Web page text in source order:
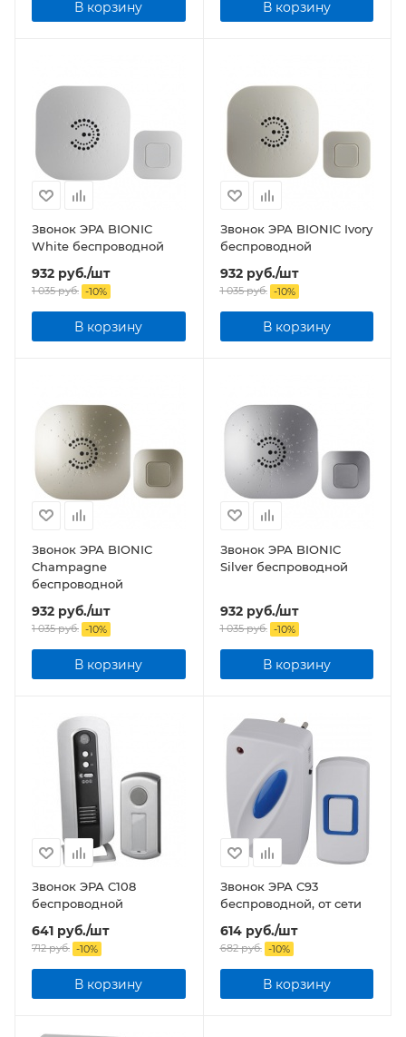
В корзину В корзину
Звонок ЭРА BIONIC
White беспроводной
932 руб./шт
1 035руб. -10%
В корзину
Звонок ЭРА BIONIC Ivory
беспроводной
932руб./шт
1 035руб. -10%
В корзину
Звонок ЭРА BIONIC
Champagne
беспроводной
932 руб./шт
1 035руб. -10%
В корзину
Звонок ЭРА BIONIC
Silver беспроводной
932руб./шт
1 035руб. -10%
В корзину
Звонок ЭРА C108
беспроводной
641 руб./шт
712руб. -10%
В корзину
Звонок ЭРА C93
беспроводной, от сети
614руб./шт
682руб. -10%
В корзину